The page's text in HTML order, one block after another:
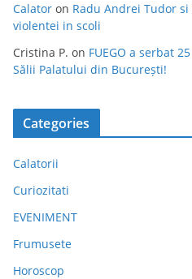
Calator on Radu Andrei Tudor
violentei in scoli
Cristina P. on FUEGO a serbat
Sălii Palatului din București!
Categories
Calatorii
Curiozitati
EVENIMENT
Frumusete
Horoscop